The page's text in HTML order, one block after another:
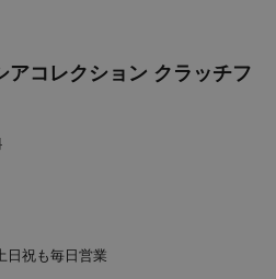
アコレクション クラッチフ
日祝も毎日営業